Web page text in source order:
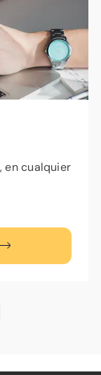
en cualquier